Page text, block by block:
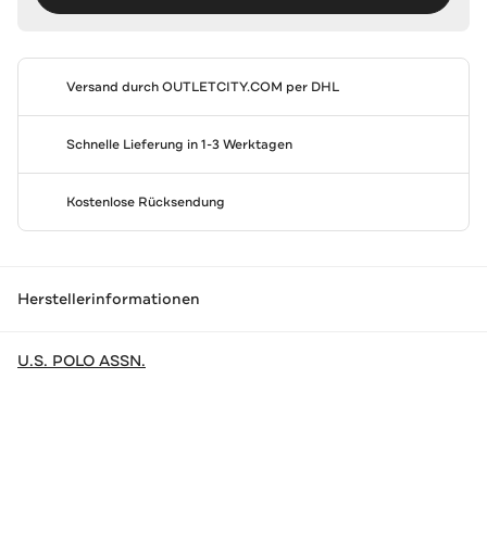
Versand durchOUTLETCITY.COM per DHL
Schnelle Lieferung in 1-3 Werktagen
Kostenlose Rücksendung
Herstellerinformationen
U.S. POLO ASSN.